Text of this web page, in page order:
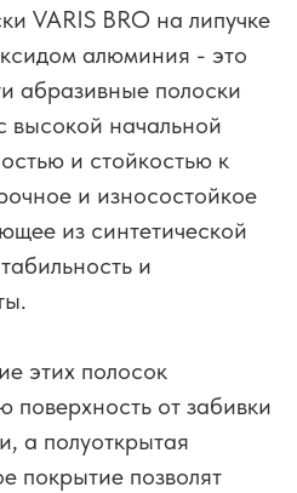
VARIS BRO на липучке
алюминия - это
абразивные полоски
высокой начальной
и стойкостью к
и износостойкое
из синтетической
и
этих полосок
поверхность от забивки
а полуоткрытая
покрытие позволят